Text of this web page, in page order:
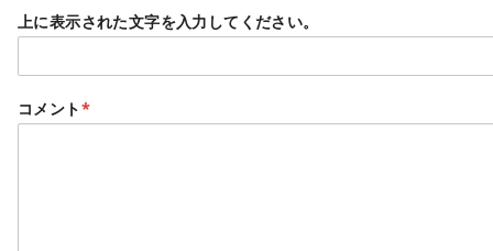
上に表示された文字を入力してください。
コメント*